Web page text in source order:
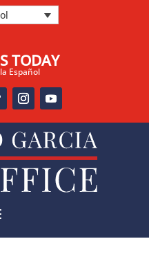
TODAY
Español